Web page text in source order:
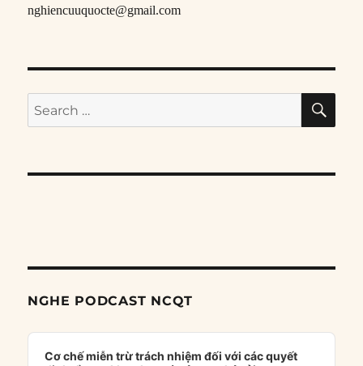
nghiencuuquocte@gmail.com
Search
for:
NGHE PODCAST NCQT
Audio
Player
Cơ chế miễn trừ trách nhiệm đối với các quyết